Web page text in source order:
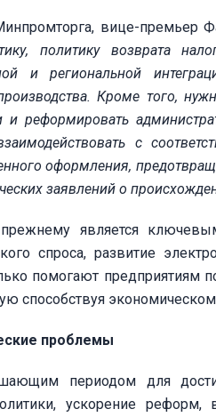
вице-премьер
политику возврата
и региональной
Кроме того,
и реформировать
с
оформления,
заявлений о
является
спроса, развитие
помогают предприятиям
способствуя
проблемы
периодом для
ускорение